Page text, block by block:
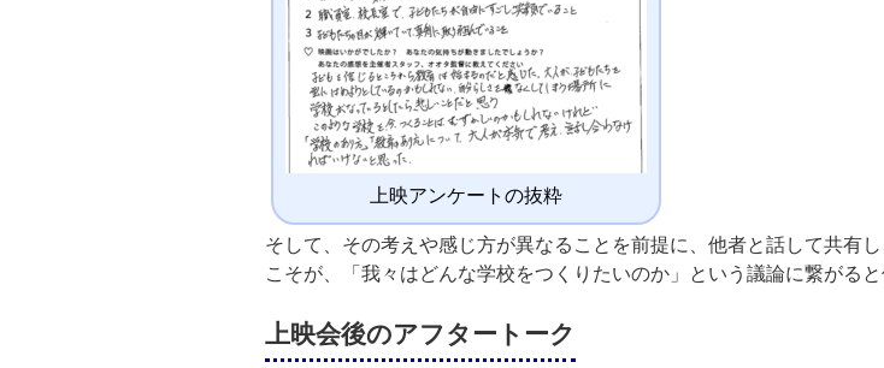
上映アンケートの抜粋
そして、その考えや感じ方が異なることを前提に、他者と話して共有
こそが、「我々はどんな学校をつくりたいのか」という議論に繋がると
上映会後のアフタートーク